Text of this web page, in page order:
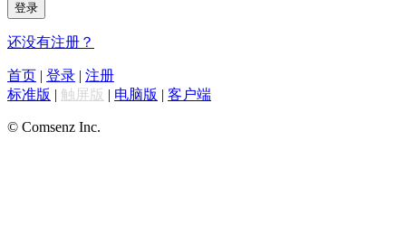
登录
还没有注册？
首页 | 登录 | 注册
标准版 | 触屏版 | 电脑版 | 客户端
© Comsenz Inc.